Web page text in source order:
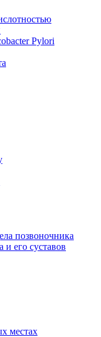
Pylori
позвоночника
его суставов
местах